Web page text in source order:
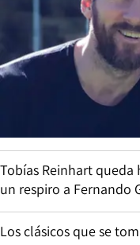
Tobías Reinhart
un respiro a Fernando
Los clásicos que se